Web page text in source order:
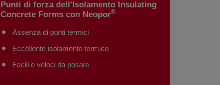
Punti di forza dell'Isolamento Insulating
Concrete Forms con Neopor®
Assenza di ponti termici
Eccellente isolamento termico
Facili e veloci da posare